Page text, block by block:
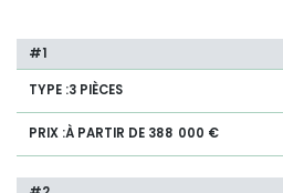
3 PIÈCES
À PARTIR DE 388 000 €